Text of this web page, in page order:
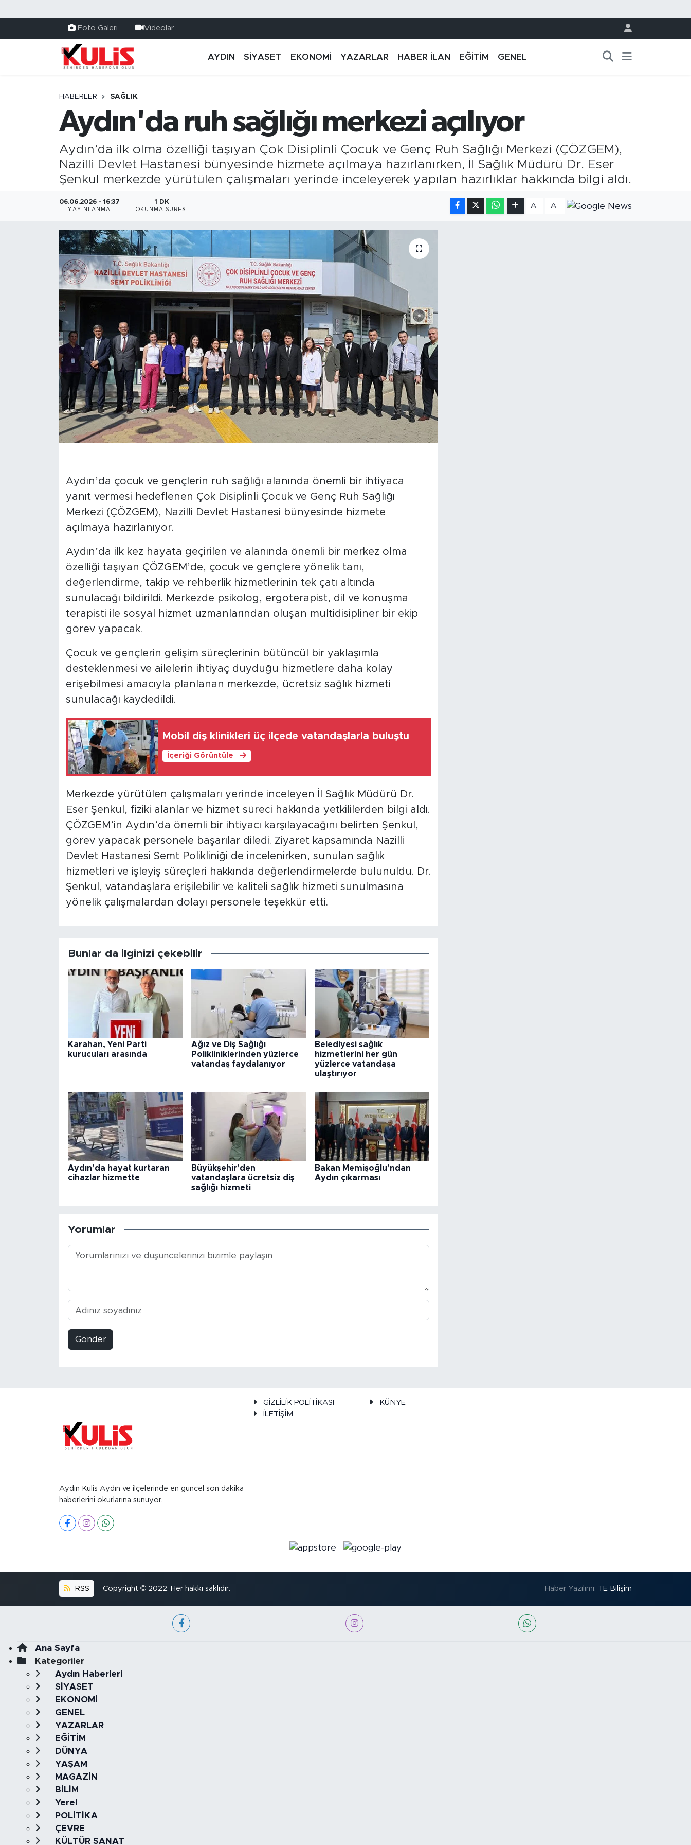
Foto Galeri Videolar
AYDIN SİYASET EKONOMİ YAZARLAR HABER İLAN EĞİTİM GENEL
HABERLER SAĞLIK
Aydın'da ruh sağlığı merkezi açılıyor
Aydın’da ilk olma özelliği taşıyan Çok Disiplinli Çocuk ve Genç Ruh Sağlığı Merkezi (ÇÖZGEM),
Nazilli Devlet Hastanesi bünyesinde hizmete açılmaya hazırlanırken, İl Sağlık Müdürü Dr. Eser
Şenkul merkezde yürütülen çalışmaları yerinde inceleyerek yapılan hazırlıklar hakkında bilgi aldı.
06.06.2026 - 16:37
YAYINLANMA
1 DK
OKUNMA SÜRESI
A- A+
Aydın’da çocuk ve gençlerin ruh sağlığı alanında önemli bir ihtiyaca
yanıt vermesi hedeflenen Çok Disiplinli Çocuk ve Genç Ruh Sağlığı
Merkezi (ÇÖZGEM), Nazilli Devlet Hastanesi bünyesinde hizmete
açılmaya hazırlanıyor.
Aydın’da ilk kez hayata geçirilen ve alanında önemli bir merkez olma
özelliği taşıyan ÇÖZGEM’de, çocuk ve gençlere yönelik tanı,
değerlendirme, takip ve rehberlik hizmetlerinin tek çatı altında
sunulacağı bildirildi. Merkezde psikolog, ergoterapist, dil ve konuşma
terapisti ile sosyal hizmet uzmanlarından oluşan multidisipliner bir ekip
görev yapacak.
Çocuk ve gençlerin gelişim süreçlerinin bütüncül bir yaklaşımla
desteklenmesi ve ailelerin ihtiyaç duyduğu hizmetlere daha kolay
erişebilmesi amacıyla planlanan merkezde, ücretsiz sağlık hizmeti
sunulacağı kaydedildi.
Mobil diş klinikleri üç ilçede vatandaşlarla buluştu
İçeriği Görüntüle
Merkezde yürütülen çalışmaları yerinde inceleyen İl Sağlık Müdürü Dr.
Eser Şenkul, fiziki alanlar ve hizmet süreci hakkında yetkililerden bilgi aldı.
ÇÖZGEM’in Aydın’da önemli bir ihtiyacı karşılayacağını belirten Şenkul,
görev yapacak personele başarılar diledi. Ziyaret kapsamında Nazilli
Devlet Hastanesi Semt Polikliniği de incelenirken, sunulan sağlık
hizmetleri ve işleyiş süreçleri hakkında değerlendirmelerde bulunuldu. Dr.
Şenkul, vatandaşlara erişilebilir ve kaliteli sağlık hizmeti sunulmasına
yönelik çalışmalardan dolayı personele teşekkür etti.
Bunlar da ilginizi çekebilir
Karahan, Yeni Parti
kurucuları arasında
Ağız ve Diş Sağlığı
Polikliniklerinden yüzlerce
vatandaş faydalanıyor
Belediyesi sağlık
hizmetlerini her gün
yüzlerce vatandaşa
ulaştırıyor
Aydın’da hayat kurtaran
cihazlar hizmette
Büyükşehir’den
vatandaşlara ücretsiz diş
sağlığı hizmeti
Bakan Memişoğlu’ndan
Aydın çıkarması
Yorumlar
Gönder
Aydın Kulis Aydın ve ilçelerinde en güncel son dakika
haberlerini okurlarına sunuyor.
GİZLİLİK POLİTİKASI
KÜNYE
İLETİŞİM
RSS Copyright © 2022. Her hakkı saklıdır. Haber Yazılımı: TE Bilişim
Ana Sayfa
Kategoriler
Aydın Haberleri
SİYASET
EKONOMİ
GENEL
YAZARLAR
EĞİTİM
DÜNYA
YAŞAM
MAGAZİN
BİLİM
Yerel
POLİTİKA
ÇEVRE
KÜLTÜR SANAT